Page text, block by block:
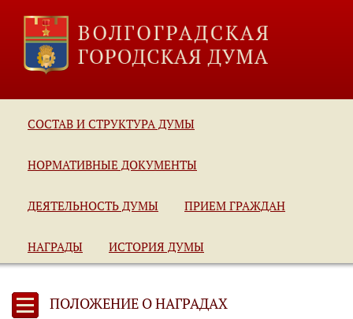
СОСТАВ И СТРУКТУРА ДУМЫ
НОРМАТИВНЫЕ ДОКУМЕНТЫ
ДЕЯТЕЛЬНОСТЬ ДУМЫ ПРИЕМ ГРАЖДАН
НАГРАДЫ ИСТОРИЯ ДУМЫ
ПОЛОЖЕНИЕ О НАГРАДАХ